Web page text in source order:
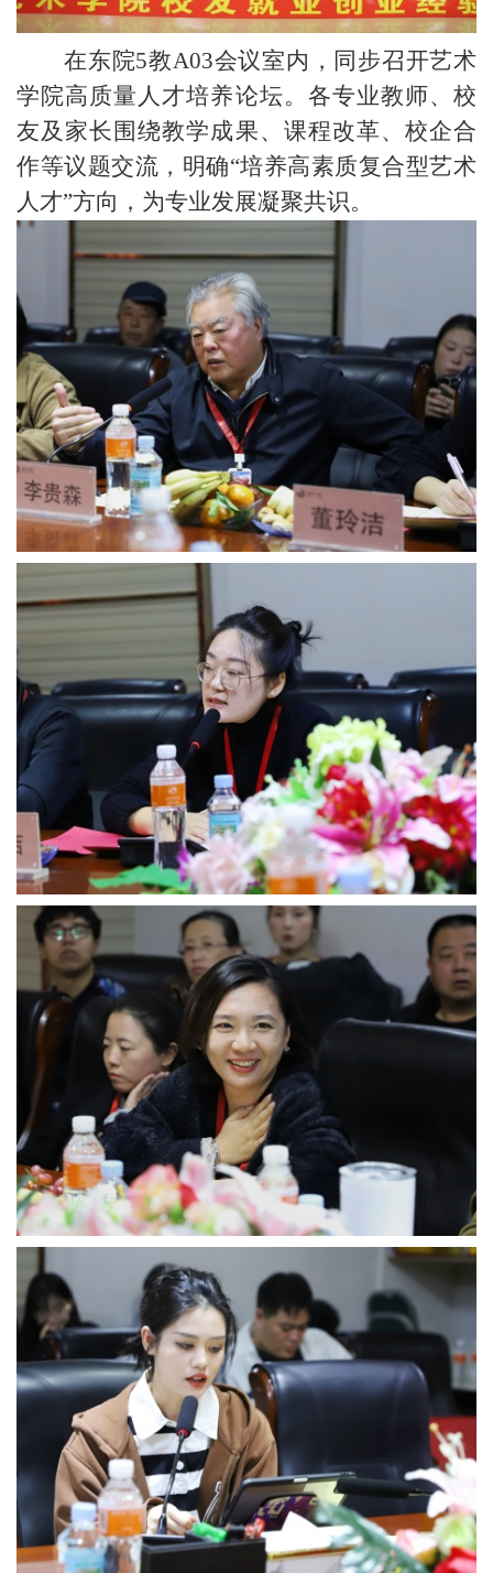
在东院5教A03会议室内， 同步召开艺术
学院高质量人才培养论坛。各专业教师、校
友及家长围绕教学成果、课程改革、校企合
作等议题交流，明确“培养高素质复合型艺术
人才”方向，为专业发展凝聚共识。